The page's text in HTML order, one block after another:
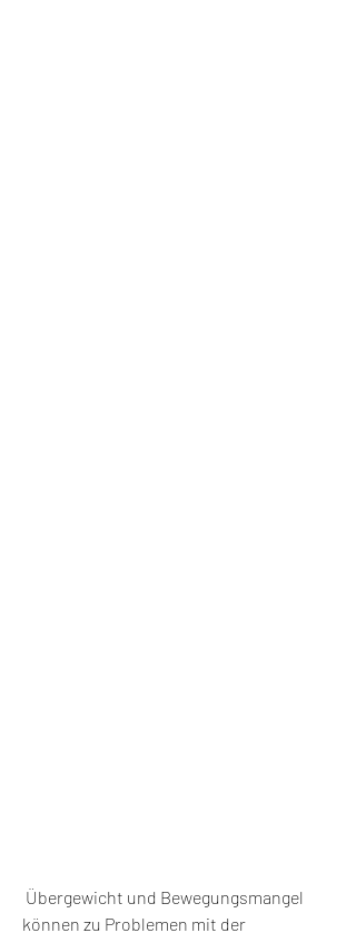
können zu Problemen mit der